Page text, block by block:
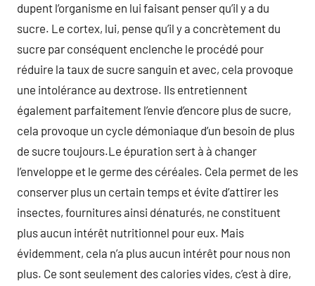
dupent l’organisme en lui faisant penser qu’il y a du
sucre. Le cortex, lui, pense qu’il y a concrètement du
sucre par conséquent enclenche le procédé pour
réduire la taux de sucre sanguin et avec, cela provoque
une intolérance au dextrose. Ils entretiennent
également parfaitement l’envie d’encore plus de sucre,
cela provoque un cycle démoniaque d’un besoin de plus
de sucre toujours.Le épuration sert à à changer
l’enveloppe et le germe des céréales. Cela permet de les
conserver plus un certain temps et évite d’attirer les
insectes, fournitures ainsi dénaturés, ne constituent
plus aucun intérêt nutritionnel pour eux. Mais
évidemment, cela n’a plus aucun intérêt pour nous non
plus. Ce sont seulement des calories vides, c’est à dire,